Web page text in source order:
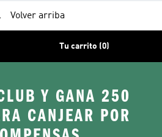
Volver arriba
Tu carrito (0)
Y GANA 250
CANJEAR POR